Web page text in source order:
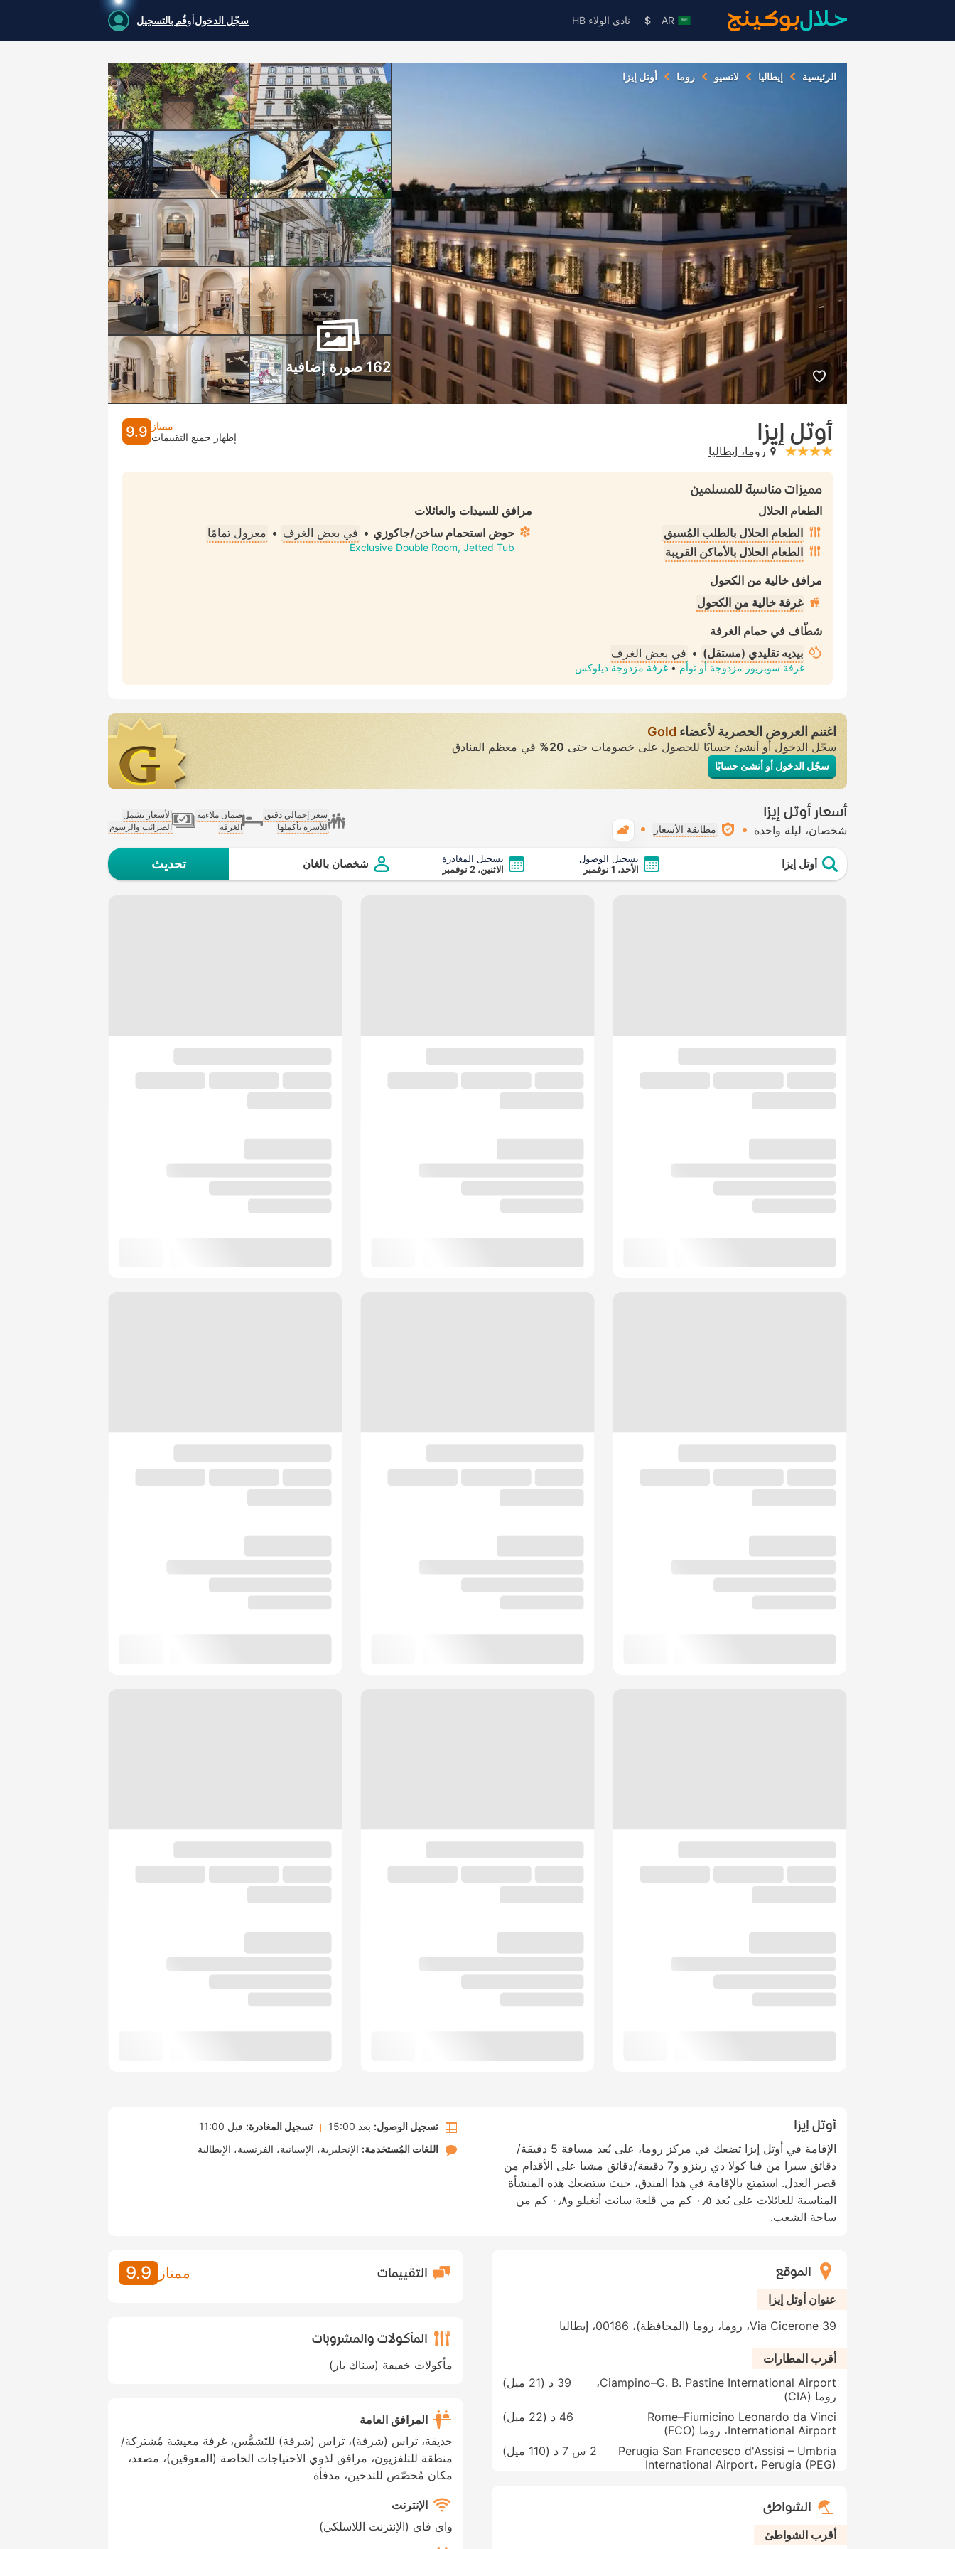
AR
$ نادي الولاء HB سجّل الدخولأوقُم بالتسجيل
الرئيسية إيطاليا لاتسيو روما أوتل إيزا
162 صورة إضافية
أوتل إيزا
stars: 4روما، إيطاليا
ممتاز
إظهار جميع التقييمات 9.9
مميزات مناسبة للمسلمين
الطعام الحلال
الطعام الحلال بالطلب المُسبق
الطعام الحلال بالأماكن القريبة
مرافق خالية من الكحول
غرفة خالية من الكحول
شطّاف في حمام الغرفة
بيديه تقليدي (مستقل) • في بعض الغرف
غرفة سوبريور مزدوجة أو توأم • غرفة مزدوجة ديلوكس
مرافق للسيدات والعائلات
حوض استحمام ساخن/جاكوزي • في بعض الغرف • معزول تمامًا
Exclusive Double Room, Jetted Tub
اغتنم العروض الحصرية لأعضاء Gold
سجّل الدخول أو أنشئ حسابًا للحصول على خصومات حتى 20% في معظم الفنادق
سجّل الدخول أو أنشئ حسابًا
أسعار أوتل إيزا
شخصان ليلة واحدة مطابقة الأسعار
سعر إجمالي دقيق
للأسرة بأكملها
ضمان ملاءمة
الغرفة
الأسعار تشمل
الضرائب والرسوم
أوتل إيزا
تسجيل الوصول
الأحد، 1 نوفمبر
تسجيل المغادرة
الاثنين، 2 نوفمبر
شخصان بالغان تحديث
أوتل إيزا
الإقامة في أوتل إيزا تضعك في مركز روما، على بُعد مسافة 5 دقيقة/
دقائق سيرا من فيا كولا دي رينزو و7 دقيقة/دقائق مشيا على الأقدام من
قصر العدل. استمتع بالإقامة في هذا الفندق، حيث ستضعك هذه المنشأة
المناسبة للعائلات على بُعد ٠٫٥ كم من قلعة سانت أنغيلو و٠٫٨ كم من
ساحة الشعب.
تسجيل الوصول: بعد 15:00 تسجيل المغادرة: قبل 11:00
اللغات المُستخدمة: الإنجليزية الإسبانية الفرنسية الإيطالية
الموقع
عنوان أوتل إيزا
Via Cicerone 39، روما، روما (المحافظة)، 00186، إيطاليا
أقرب المطارات
Ciampino–G. B. Pastine International Airport،
روما (CIA)
39 د ( 21 ميل )
Rome–Fiumicino Leonardo da Vinci
International Airport، روما (FCO)
46 د ( 22 ميل )
Perugia San Francesco d'Assisi – Umbria
International Airport، Perugia (PEG)
2 س 7 د ( 110 ميل )
الشواطئ
أقرب الشواطئ
التقييمات ممتاز 9.9
المأكولات والمشروبات
مأكولات خفيفة (سناك بار)
المرافق العامة
حديقة، تراس (شرفة)، تراس (شرفة) للتَشمُّس، غرفة معيشة مُشتركة/
منطقة للتلفزيون، مرافق لذوي الاحتياجات الخاصة (المعوقين)، مصعد،
مكان مُخصّص للتدخين، مدفأة
الإنترنت
واي فاي (الإنترنت اللاسلكي)